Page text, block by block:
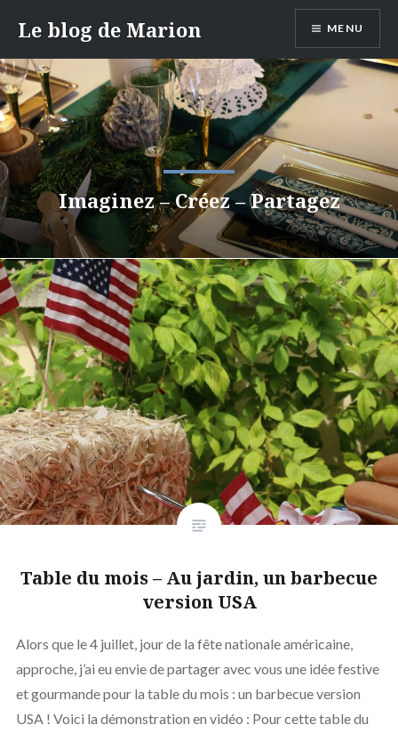
contenu
Le blog de Marion MENU
Imaginez – Créez – Partagez
Table du mois – Au jardin, un barbecue
version USA
Alors que le 4 juillet, jour de la fête nationale américaine,
approche, j’ai eu envie de partager avec vous une idée festive
et gourmande pour la table du mois : un barbecue version
USA ! Voici la démonstration en vidéo : Pour cette table du